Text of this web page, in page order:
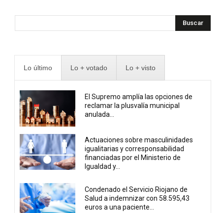
Buscar
Lo último Lo + votado Lo + visto
El Supremo amplía las opciones de
reclamar la plusvalía municipal
anulada...
Actuaciones sobre masculinidades
igualitarias y corresponsabilidad
financiadas por el Ministerio de
Igualdad y...
Condenado el Servicio Riojano de
Salud a indemnizar con 58.595,43
euros a una paciente...